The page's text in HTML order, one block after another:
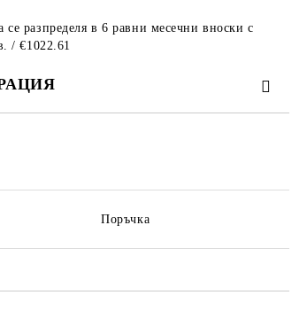
разпределя в 6 равни месечни вноски с
/ €1022.61
Поръчка